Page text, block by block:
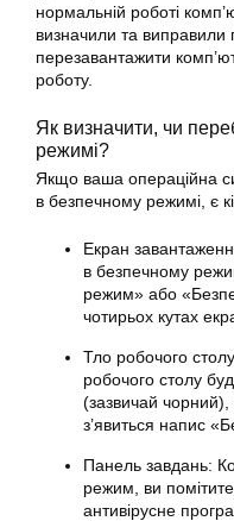
нормальній роботі
визначили та
перезавантажити
роботу.
Як визначити, чи
режимі?
Якщо ваша операційна
в безпечному режимі, є
Екран
в безпечному
режим» або
чотирьох кутах
Тло робочого
робочого столу
(зазвичай чорний),
з’явиться напис
Панель завдань:
режим, ви
антивірусне